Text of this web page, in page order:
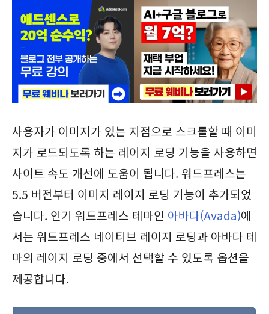
사용자가 이미지가 있는 지점으로 스크롤할 때 이미
지가 로드되도록 하는 레이지 로딩 기능을 사용하면
사이트 속도 개선에 도움이 됩니다. 워드프레스는
5.5 버전부터 이미지 레이지 로딩 기능이 추가되었
습니다. 인기 워드프레스 테마인 아바다(Avada)에
서는 워드프레스 네이티브 레이지 로딩과 아바다 테
마의 레이지 로딩 중에서 선택할 수 있도록 옵션을
제공합니다.